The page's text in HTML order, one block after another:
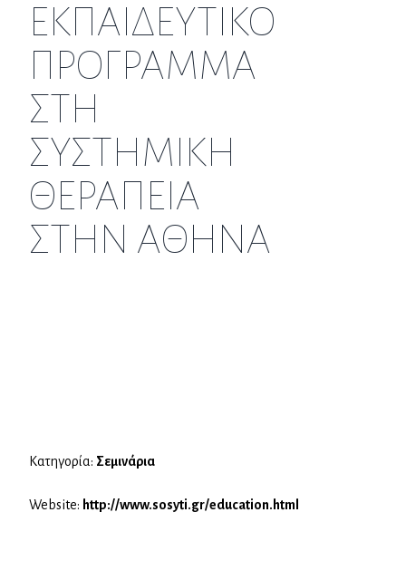
ΕΚΠΑΙΔΕΥΤΙΚΟ
ΠΡΟΓΡΑΜΜΑ
ΣΤΗ
ΣΥΣΤΗΜΙΚΗ
ΘΕΡΑΠΕΙΑ
ΣΤΗΝ ΑΘΗΝΑ
Κατηγορία: Σεμινάρια
Website: http://www.sosyti.gr/education.html